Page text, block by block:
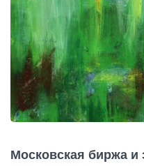
Московская биржа и